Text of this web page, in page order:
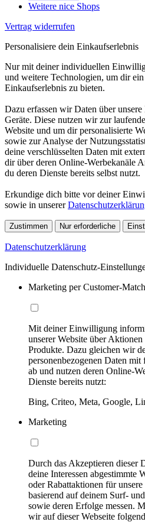
Weitere nice Shops
Vertrag widerrufen
Personalisiere dein Einkaufserlebnis
Nur mit deiner individuellen
und weitere Technologien, um dir ein
Einkaufserlebnis zu bieten.
Dazu erfassen wir Daten über
Geräte. Diese nutzen wir zur
Website und um dir personalisierte
sowie zur Analyse der
deine verschlüsselten Daten mit
dir über deren Online-Werbekanäle
du deren Dienste bereits selbst nutzt.
Erkundige dich bitte vor deiner
sowie in unserer
Zustimmen Nur erforderliche
Datenschutzerklärung
Individuelle Datenschutz-
Marketing per Customer-Match
Mit deiner Einwilligung
unserer Website über
Produkte. Dazu gleichen wir
personenbezogenen Daten
ab und nutzen deren Online-
Dienste bereits nutzt:
Bing, Criteo, Meta, Google,
Marketing
Durch das Akzeptieren dieser
deine Interessen abgestimmte
oder Rabattaktionen für
basierend auf deinem Surf-
sowie deren Erfolge messen.
wir auf dieser Webseite